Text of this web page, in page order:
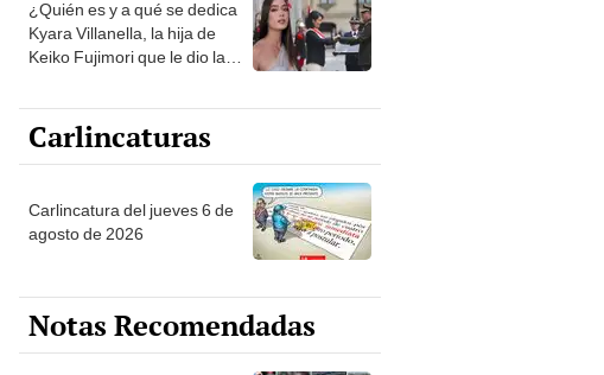
¿Quién es y a qué se dedica
Kyara Villanella, la hija de
Keiko Fujimori que le dio la
Carlincaturas
Carlincatura del jueves 6 de
agosto de 2026
Notas Recomendadas